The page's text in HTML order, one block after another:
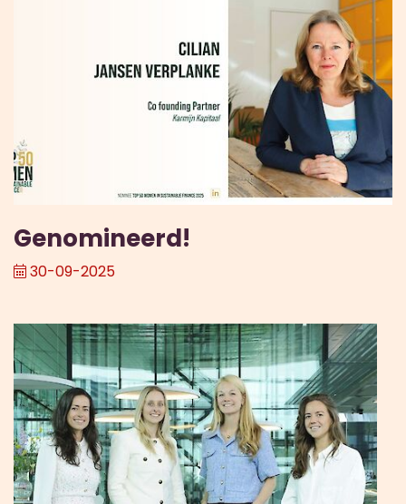
Genomineerd!
30-09-2025